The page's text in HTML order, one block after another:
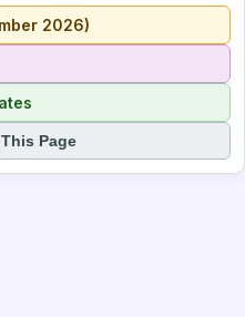
2026)
Page